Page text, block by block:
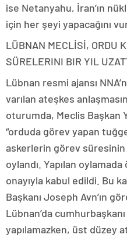
ise Netanyahu, İran’ın
için her şeyi yapacağını
LÜBNAN MECLİSİ, ORDU
SÜRELERINI BIR YIL
Lübnan resmi ajansı
varılan ateşkes
oturumda, Meclis Başkan
“orduda görev yapan
askerlerin görev süresinin
oylandı. Yapılan
onayıyla kabul edildi. Bu
Başkanı Joseph Avn’ın
Lübnan’da
yapılamazken, üst düzey